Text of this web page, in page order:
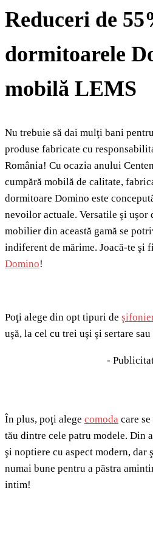
Reduceri de
dormitoarele
mobilă LEMS
Nu trebuie să dai mulţi bani
produse fabricate cu
România! Cu ocazia anului
cumpără mobilă de calitate,
dormitoare Domino este
nevoilor actuale. Versatile şi uşor
mobilier din această gamă se
indiferent de mărime. Joacă-te şi
Domino!
Poţi alege din opt tipuri de
uşă, la cel cu trei uşi şi sertare
-
În plus, poţi alege comoda care
tău dintre cele patru modele. Din
şi noptiere cu aspect modern, dar
numai bune pentru a păstra
intim!